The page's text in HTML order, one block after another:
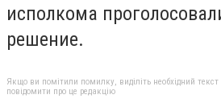
исполкома
решение.
Якщо ви помітили помилку, виділіть необхідний
повідомити про це редакцію